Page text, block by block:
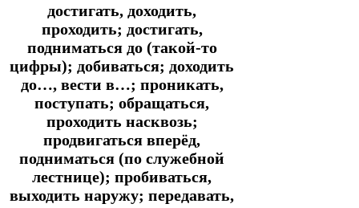
достигать, доходить,
проходить; достигать,
подниматься до (такой-то
цифры); добиваться; доходить
до…, вести в…; проникать,
поступать; обращаться,
проходить насквозь;
продвигаться вперёд,
подниматься (по служебной
лестнице); пробиваться,
выходить наружу; передавать,